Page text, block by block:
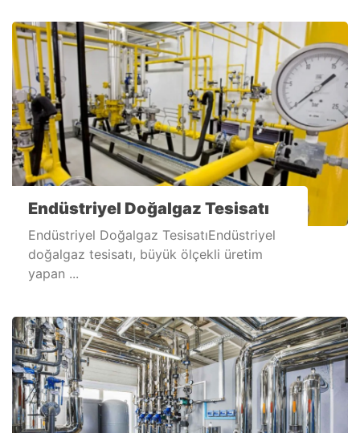
Endüstriyel Doğalgaz Tesisatı
Endüstriyel Doğalgaz TesisatıEndüstriyel
doğalgaz tesisatı, büyük ölçekli üretim
yapan ...